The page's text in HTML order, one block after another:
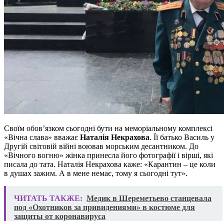
Своїм обов’язком сьогодні бути на меморіальному комплексі
«Вічна слава» вважає Наталія Некрахова. Її батько Василь у
Другій світовій війні воював морським десантником. До
«Вічного вогню» жінка принесла його фотографії і вірші, які
писала до тата. Наталія Некрахова каже: «Карантин – це коли
в душах зажим. А в мене немає, тому я сьогодні тут».
ЧИТАТЬ ТАКЖЕ: Медик в Шереметьево станцевала
под «Охотников за привидениями» в костюме для
защиты от коронавируса